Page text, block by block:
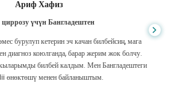
Ариф Хафиз
үчүн Бангладештен
бурулуп кетерин эч качан билбейсиң, мага
диагноз коюлганда, барар жерим жок болчу.
билбей калдым. Мен Бангладештеги
өнөктөшү менен байланыштым.